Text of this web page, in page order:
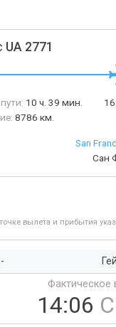
UA 2771
10 ч. 39 мин.
8786 км.
San
Сан
вылета и прибытия
Фактическое
14:06